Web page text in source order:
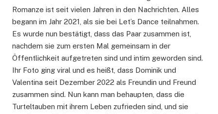
Romanze ist seit vielen Jahren in den Nachrichten. Alles
begann im Jahr 2021, als sie bei Let’s Dance teilnahmen.
Es wurde nun bestätigt, dass das Paar zusammen ist,
nachdem sie zum ersten Mal gemeinsam in der
Öffentlichkeit aufgetreten sind und intim geworden sind.
Ihr Foto ging viral und es heißt, dass Dominik und
Valentina seit Dezember 2022 als Freundin und Freund
zusammen sind. Nun kann man behaupten, dass die
Turteltauben mit ihrem Leben zufrieden sind, und sie